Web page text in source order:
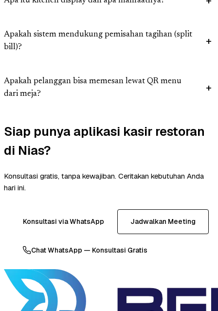
Apakah sistem mendukung pemisahan tagihan (split
bill)?
Apakah pelanggan bisa memesan lewat QR menu
dari meja?
Siap punya aplikasi kasir restoran
di Nias?
Konsultasi gratis, tanpa kewajiban. Ceritakan kebutuhan Anda
hari ini.
Konsultasi via WhatsApp Jadwalkan Meeting
Chat WhatsApp — Konsultasi Gratis